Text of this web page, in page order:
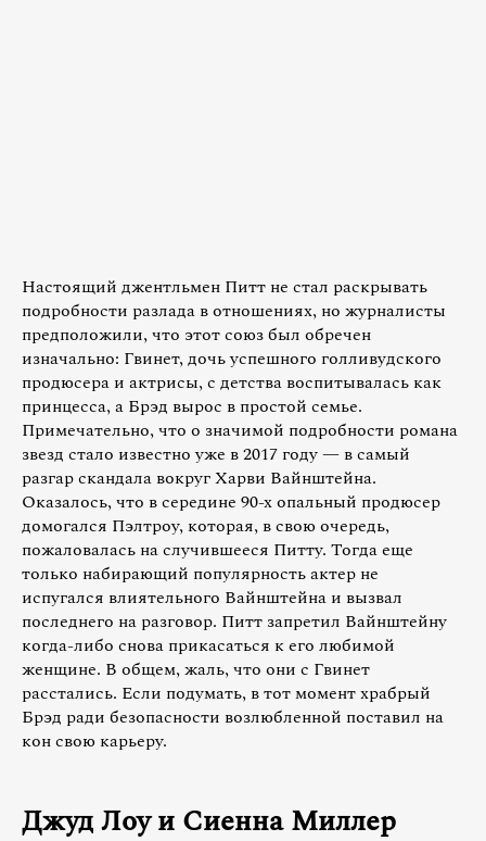
Настоящий джентльмен Питт не стал раскрывать
подробности разлада в отношениях, но журналисты
предположили, что этот союз был обречен
изначально: Гвинет, дочь успешного голливудского
продюсера и актрисы, с детства воспитывалась как
принцесса, а Брэд вырос в простой семье.
Примечательно, что о значимой подробности романа
звезд стало известно уже в 2017 году — в самый
разгар скандала вокруг Харви Вайнштейна.
Оказалось, что в середине 90-х опальный продюсер
домогался Пэлтроу, которая, в свою очередь,
пожаловалась на случившееся Питту. Тогда еще
только набирающий популярность актер не
испугался влиятельного Вайнштейна и вызвал
последнего на разговор. Питт запретил Вайнштейну
когда-либо снова прикасаться к его любимой
женщине. В общем, жаль, что они с Гвинет
расстались. Если подумать, в тот момент храбрый
Брэд ради безопасности возлюбленной поставил на
кон свою карьеру.
Джуд Лоу и Сиенна Миллер